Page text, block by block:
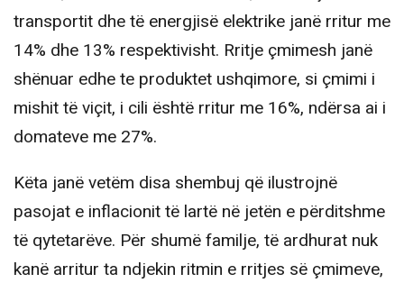
transportit dhe të energjisë elektrike janë rritur me
14% dhe 13% respektivisht. Rritje çmimesh janë
shënuar edhe te produktet ushqimore, si çmimi i
mishit të viçit, i cili është rritur me 16%, ndërsa ai i
domateve me 27%.
Këta janë vetëm disa shembuj që ilustrojnë
pasojat e inflacionit të lartë në jetën e përditshme
të qytetarëve. Për shumë familje, të ardhurat nuk
kanë arritur ta ndjekin ritmin e rritjes së çmimeve,